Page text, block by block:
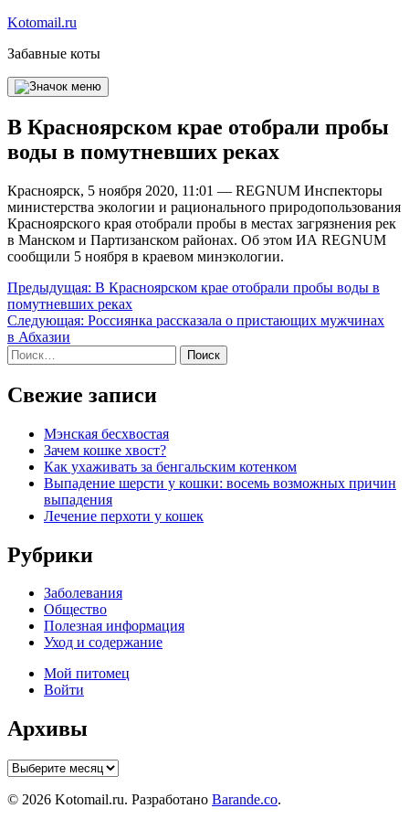
Перейти
содержимому
Kotomail.ru
Забавные коты
В Красноярском крае отобрали пробы
воды в помутневших реках
Красноярск, 5 ноября 2020, 11:01 — REGNUM Инспекторы
министерства экологии и рационального природопользования
Красноярского края отобрали пробы в местах загрязнения рек
в Манском и Партизанском районах. Об этом ИА REGNUM
сообщили 5 ноября в краевом минэкологии.
Навигация
по
записям
Предыдущая: В Красноярском крае отобрали пробы воды в
помутневших реках
Следующая: Россиянка рассказала о пристающих мужчинах
в Абхазии
Найти:
Свежие записи
Мэнская бесхвостая
Зачем кошке хвост?
Как ухаживать за бенгальским котенком
Выпадение шерсти у кошки: восемь возможных причин
выпадения
Лечение перхоти у кошек
Рубрики
Заболевания
Общество
Полезная информация
Уход и содержание
Мой питомец
Войти
Архивы
Архивы
© 2026 Kotomail.ru. Разработано Barande.co.